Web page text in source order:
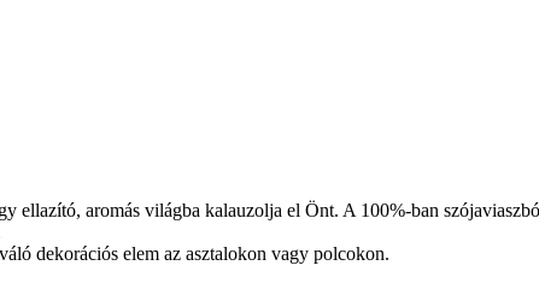
ellazító, aromás világba kalauzolja el Önt. A 100%-ban
dekorációs elem az asztalokon vagy polcokon.